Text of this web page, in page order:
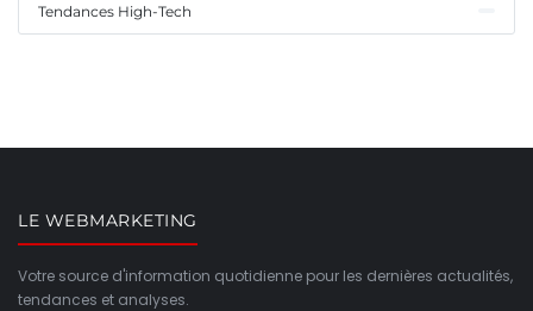
Tendances High-Tech
LE WEBMARKETING
Votre source d'information quotidienne pour les dernières actualités,
tendances et analyses.